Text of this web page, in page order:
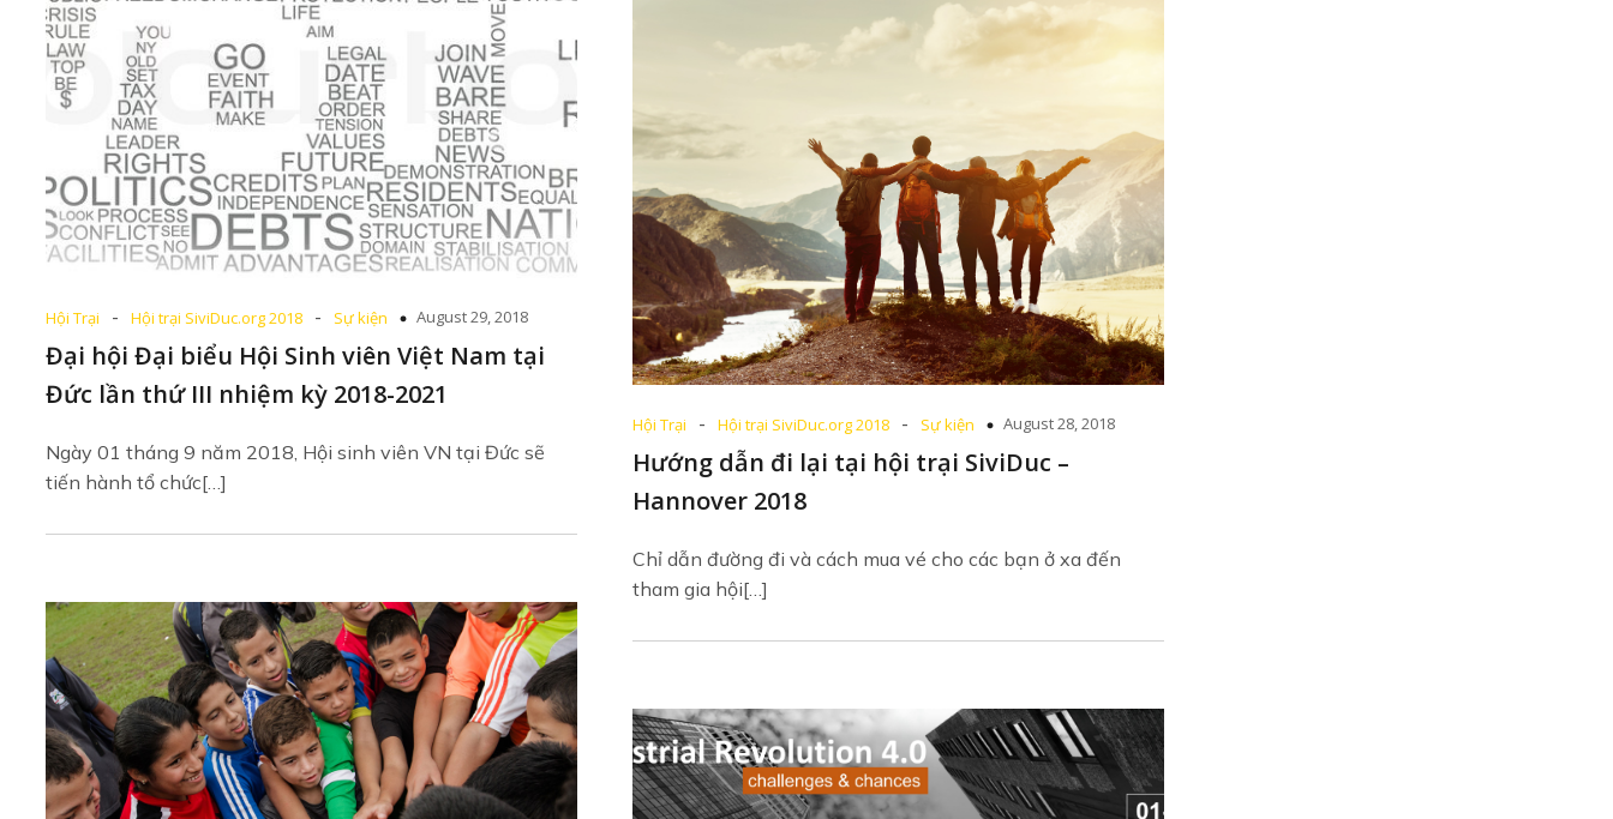
Hội Trại - Hội trại SiviDuc.org 2018 - Sự kiện August 29, 2018
Đại hội Đại biểu Hội Sinh viên Việt Nam tại
Đức lần thứ III nhiệm kỳ 2018-2021
Ngày 01 tháng 9 năm 2018, Hội sinh viên VN tại Đức sẽ
tiến hành tổ chức[…]
Hội Trại - Hội trại SiviDuc.org 2018 - Sự kiện August 28, 2018
Hướng dẫn đi lại tại hội trại SiviDuc –
Hannover 2018
Chỉ dẫn đường đi và cách mua vé cho các bạn ở xa đến
tham gia hội[…]